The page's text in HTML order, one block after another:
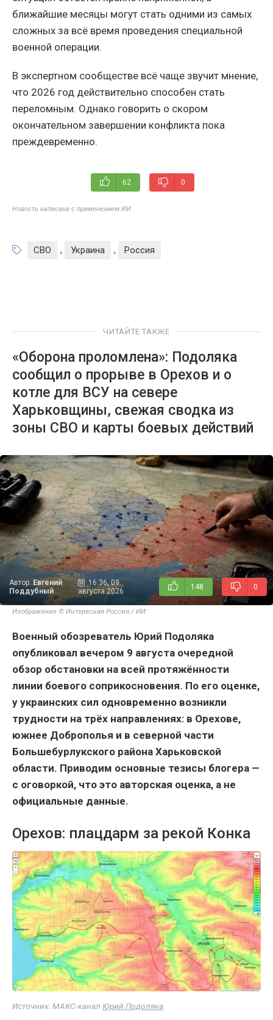
ближайшие месяцы могут стать одними из самых
сложных за всё время проведения специальной
военной операции.
В экспертном сообществе всё чаще звучит мнение,
что 2026 год действительно способен стать
переломным. Однако говорить о скором
окончательном завершении конфликта пока
преждевременно.
62 0
Новость написана с применением ИИ
СВО , Украина , Россия
ЧИТАЙТЕ ТАКЖЕ
«Оборона проломлена»: Подоляка
сообщил о прорыве в Орехов и о
котле для ВСУ на севере
Харьковщины, свежая сводка из
зоны СВО и карты боевых действий
Автор:Евгений
Поддубный
16:36, 09
августа 2026
148 0
Изображение © Интересная Россия / ИИ
Военный обозреватель Юрий Подоляка
опубликовал вечером 9 августа очередной
обзор обстановки на всей протяжённости
линии боевого соприкосновения. По его оценке,
у украинских сил одновременно возникли
трудности на трёх направлениях: в Орехове,
южнее Доброполья и в северной части
Большебурлукского района Харьковской
области. Приводим основные тезисы блогера —
с оговоркой, что это авторская оценка, а не
официальные данные.
Орехов: плацдарм за рекой Конка
Источник: МАКС-канал Юрий Подоляка